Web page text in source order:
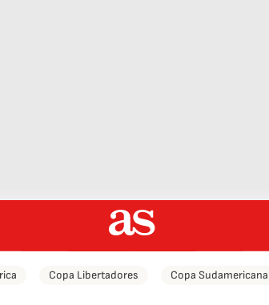
Copa Libertadores Copa Sudamericana